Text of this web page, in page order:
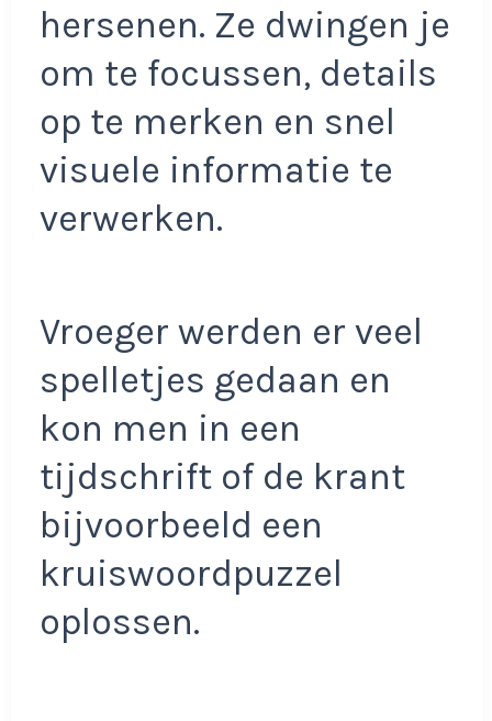
hersenen. Ze dwingen je
om te focussen, details
op te merken en snel
visuele informatie te
verwerken.
Vroeger werden er veel
spelletjes gedaan en
kon men in een
tijdschrift of de krant
bijvoorbeeld een
kruiswoordpuzzel
oplossen.